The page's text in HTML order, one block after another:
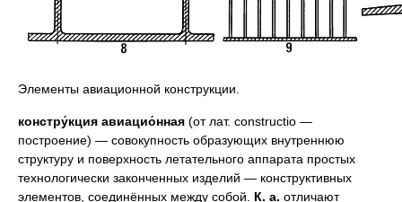
Элементы авиационной конструкции.
констру́кция авиацио́нная (от лат. constructio —
построение) — совокупность образующих внутреннюю
структуру и поверхность летательного аппарата простых
технологически законченных изделий — конструктивных
элементов, соединённых между собой. К. а. отличают